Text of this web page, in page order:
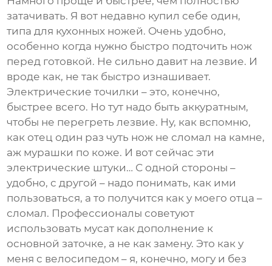
затачивать. Я вот недавно купил себе один,
типа для кухонных ножей. Очень удобно,
особенно когда нужно быстро подточить нож
перед готовкой. Не сильно давит на лезвие. И
вроде как, не так быстро изнашивает.
Электрические точилки – это, конечно,
быстрее всего. Но тут надо быть аккуратным,
чтобы не перегреть лезвие. Ну, как вспомню,
как отец один раз чуть нож не сломал на камне,
аж мурашки по коже. И вот сейчас эти
электрические штуки… С одной стороны –
удобно, с другой – надо понимать, как ими
пользоваться, а то получится как у моего отца –
сломал. Профессионалы советуют
использовать мусат как дополнение к
основной заточке, а не как замену. Это как у
меня с велосипедом – я, конечно, могу и без